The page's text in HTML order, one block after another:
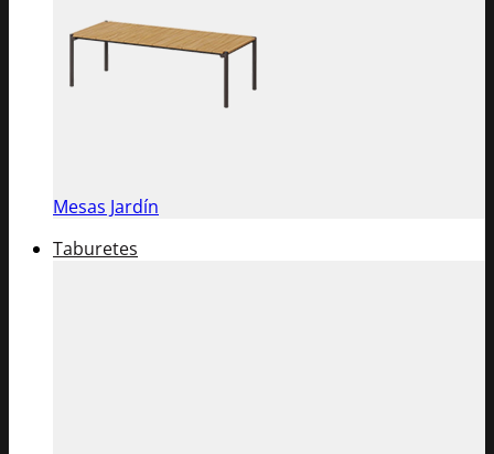
Mesas Jardín
Taburetes